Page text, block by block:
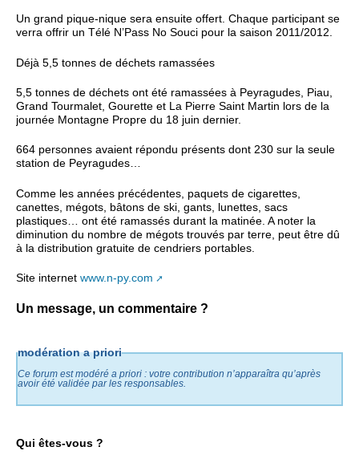
Un grand pique-nique sera ensuite offert. Chaque participant se
verra offrir un Télé N’Pass No Souci pour la saison 2011/2012.
Déjà 5,5 tonnes de déchets ramassées
5,5 tonnes de déchets ont été ramassées à Peyragudes, Piau,
Grand Tourmalet, Gourette et La Pierre Saint Martin lors de la
journée Montagne Propre du 18 juin dernier.
664 personnes avaient répondu présents dont 230 sur la seule
station de Peyragudes…
Comme les années précédentes, paquets de cigarettes,
canettes, mégots, bâtons de ski, gants, lunettes, sacs
plastiques… ont été ramassés durant la matinée. A noter la
diminution du nombre de mégots trouvés par terre, peut être dû
à la distribution gratuite de cendriers portables.
Site internet www.n-py.com
Un message, un commentaire ?
modération a priori
Ce forum est modéré a priori : votre contribution n’apparaîtra qu’après
avoir été validée par les responsables.
Qui êtes-vous ?